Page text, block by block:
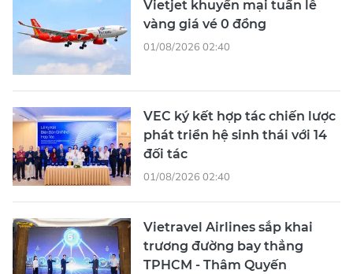
Vietjet khuyến mại tuần lễ
vàng giá vé 0 đồng
01/08/2026 02:40
VEC ký kết hợp tác chiến lược
phát triển hệ sinh thái với 14
đối tác
01/08/2026 02:40
Vietravel Airlines sắp khai
trương đường bay thẳng
TPHCM - Thâm Quyến